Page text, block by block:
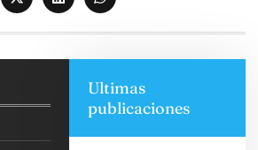
Ultimas
publicaciones